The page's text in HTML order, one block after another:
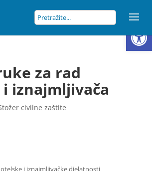
za rad
iznajmljivača
civilne zaštite
i iznajmljivačke djelatnosti